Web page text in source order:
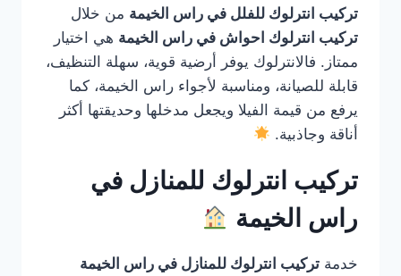
تركيب انترلوك للفلل في راس الخيمة من خلال
تركيب انترلوك احواش في راس الخيمة هي اختيار
ممتاز. فالانترلوك يوفر أرضية قوية، سهلة التنظيف،
قابلة للصيانة، ومناسبة لأجواء راس الخيمة، كما
يرفع من قيمة الفيلا ويجعل مدخلها وحديقتها أكثر
أناقة وجاذبية.
تركيب انترلوك للمنازل في
راس الخيمة
خدمة تركيب انترلوك للمنازل في راس الخيمة